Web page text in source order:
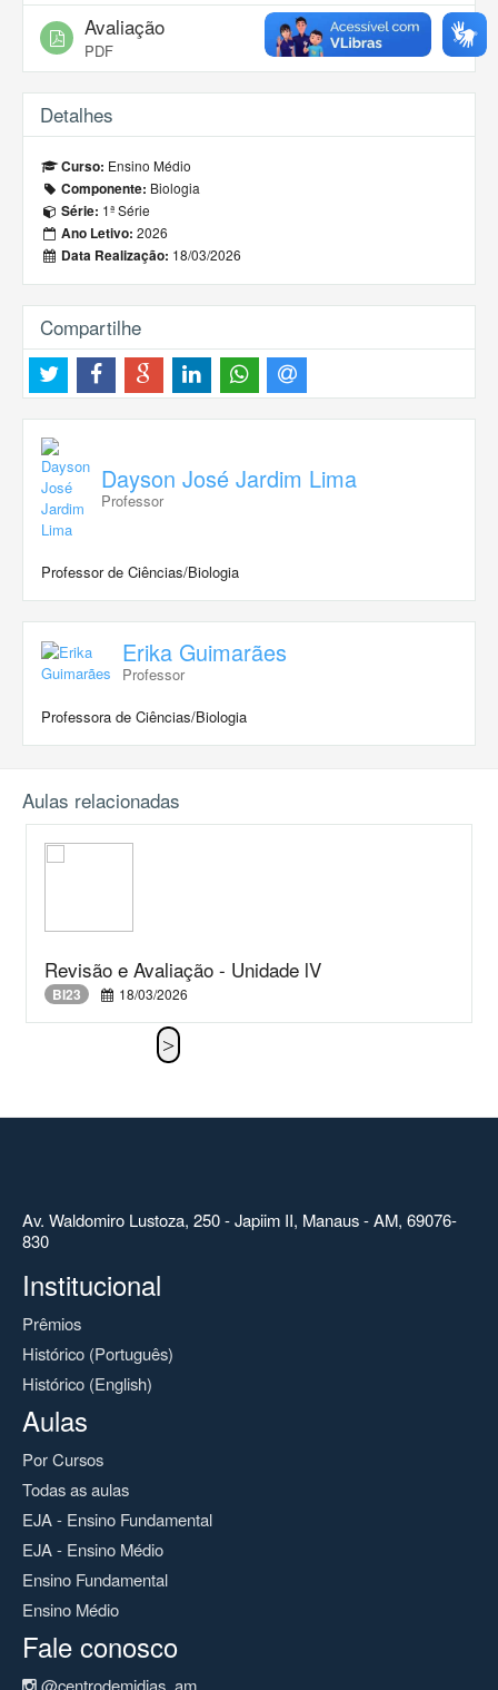
Avaliação
PDF
Detalhes
Curso: Ensino Médio
Componente: Biologia
Série: 1ª Série
Ano Letivo: 2026
Data Realização: 18/03/2026
Compartilhe
Dayson José Jardim Lima
Professor
Professor de Ciências/Biologia
Erika Guimarães
Professor
Professora de Ciências/Biologia
Aulas relacionadas
Revisão e Avaliação - Unidade lV
BI23 18/03/2026
Av. Waldomiro Lustoza, 250 - Japiim II, Manaus - AM, 69076-
830
Institucional
Prêmios
Histórico (Português)
Histórico (English)
Aulas
Por Cursos
Todas as aulas
EJA - Ensino Fundamental
EJA - Ensino Médio
Ensino Fundamental
Ensino Médio
Fale conosco
@centrodemidias_am